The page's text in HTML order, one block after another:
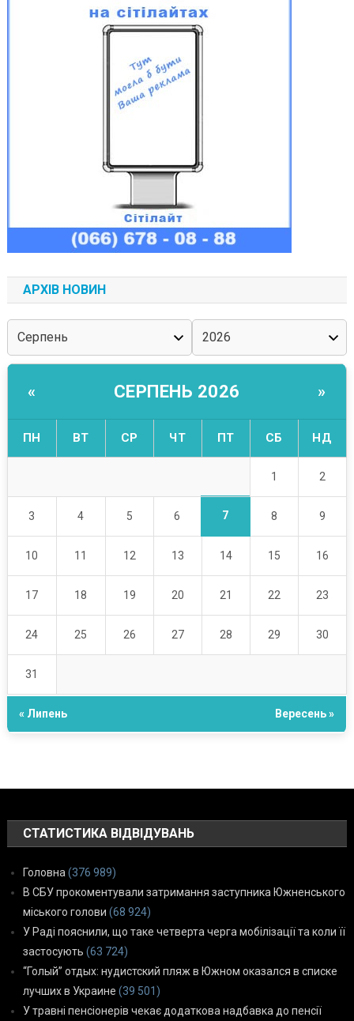
АРХІВ НОВИН
« СЕРПЕНЬ 2026 »
ПН ВТ СР ЧТ ПТ СБ НД
1 2
3 4 5 6 7 8 9
10 11 12 13 14 15 16
17 18 19 20 21 22 23
24 25 26 27 28 29 30
31
« Липень Вересень »
СТАТИСТИКА ВІДВІДУВАНЬ
Головна (376 989)
В СБУ прокоментували затримання заступника Южненського
міського голови (68 924)
У Раді пояснили, що таке четверта черга мобілізації та коли її
застосують (63 724)
“Голый” отдых: нудистский пляж в Южном оказался в списке
лучших в Украине (39 501)
У травні пенсіонерів чекає додаткова надбавка до пенсії